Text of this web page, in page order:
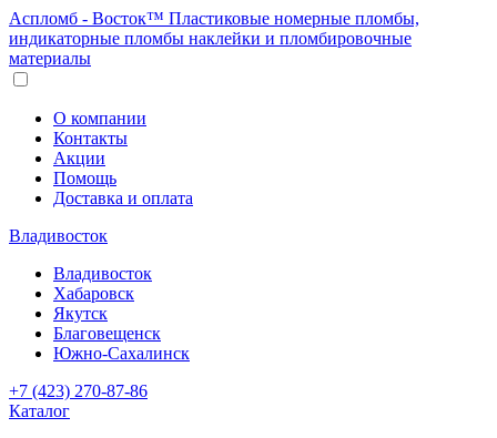
Аспломб - Восток™ Пластиковые номерные пломбы,
индикаторные пломбы наклейки и пломбировочные
материалы
О компании
Контакты
Акции
Помощь
Доставка и оплата
Владивосток
Владивосток
Хабаровск
Якутск
Благовещенск
Южно-Сахалинск
+7 (423) 270-87-86
Каталог